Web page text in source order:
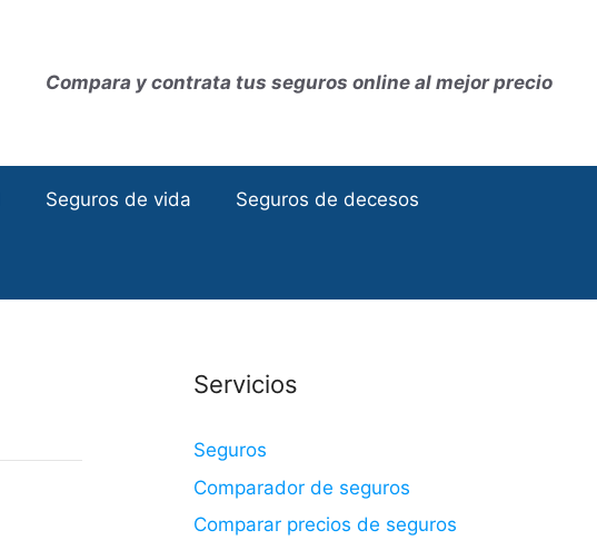
Compara y contrata tus seguros online al mejor precio
Seguros de vida Seguros de decesos
Servicios
Seguros
Comparador de seguros
Comparar precios de seguros